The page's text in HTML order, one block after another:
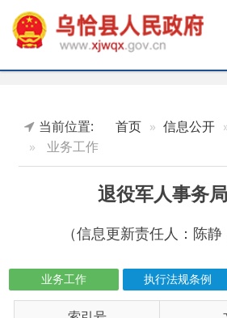
业务工作
退役军人事务局
（信息更新责任人：陈静，联
索引号 信息标题 文 号
乌恰县举办